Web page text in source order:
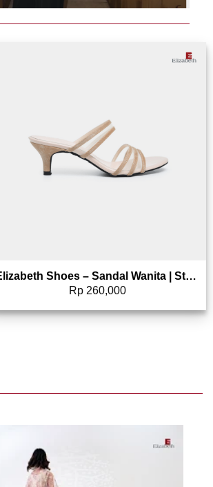
Elizabeth Shoes – Sandal Wanita | Stacked Heels 0651-0506
Rp260,000